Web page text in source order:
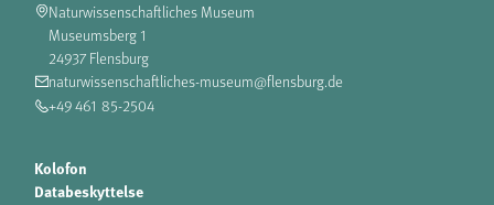
Naturwissenschaftliches Museum
Museumsberg 1
24937 Flensburg
naturwissenschaftliches-museum@flensburg.de
+49 461 85-2504
Kolofon
Databeskyttelse